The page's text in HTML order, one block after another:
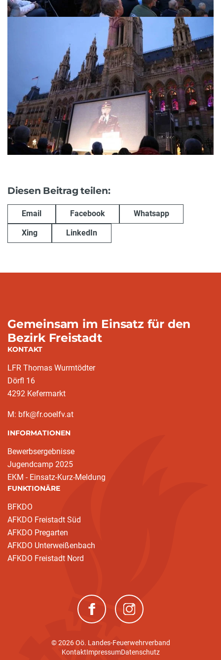
Diesen Beitrag teilen:
Email Facebook Whatsapp
Xing LinkedIn
Gemeinsam im Einsatz für den
Bezirk Freistadt
KONTAKT
LFR Thomas Wurmtödter
Dörfl 16
4292 Kefermarkt
M: bfk@fr.ooelfv.at
INFORMATIONEN
Bewerbsergebnisse
Jugendcamp 2025
EKM - Einsatz-Kurz-Meldung
FUNKTIONÄRE
BFKDO
AFKDO Freistadt Süd
AFKDO Pregarten
AFKDO Unterweißenbach
AFKDO Freistadt Nord
(neues Fenster)(neues Fenster)
© 2026 Oö. Landes-Feuerwehrverband
KontaktImpressumDatenschutz